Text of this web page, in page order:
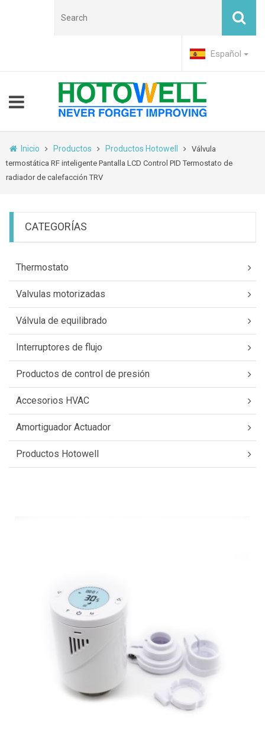
Español
Inicio Productos Productos Hotowell
Válvula
termostática RF inteligente Pantalla LCD Control PID Termostato de
radiador de calefacción TRV
CATEGORÍAS
Thermostato
Valvulas motorizadas
Válvula de equilibrado
Interruptores de flujo
Productos de control de presión
Accesorios HVAC
Amortiguador Actuador
Productos Hotowell